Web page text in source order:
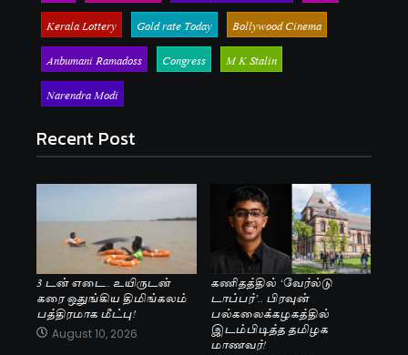
Kerala Lottery
Gold rate Today
Bollywood Cinema
Anbumani Ramadoss
Congress
M K Stalin
Narendra Modi
Recent Post
3 டன் எடை.. உயிருடன்
கரை ஒதுங்கிய திமிங்கலம்
பத்திரமாக மீட்பு!
August 10, 2026
கணிதத்தில் ‘வேர்ல்டு
டாப்பர்’.. பிரவுன்
பல்கலைக்கழகத்தில்
இடம்பிடித்த தமிழக
மாணவர்!